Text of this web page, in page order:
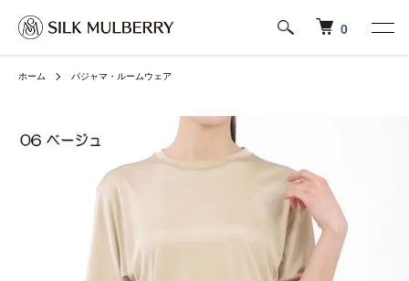
0
ホーム パジャマ・ルームウェア